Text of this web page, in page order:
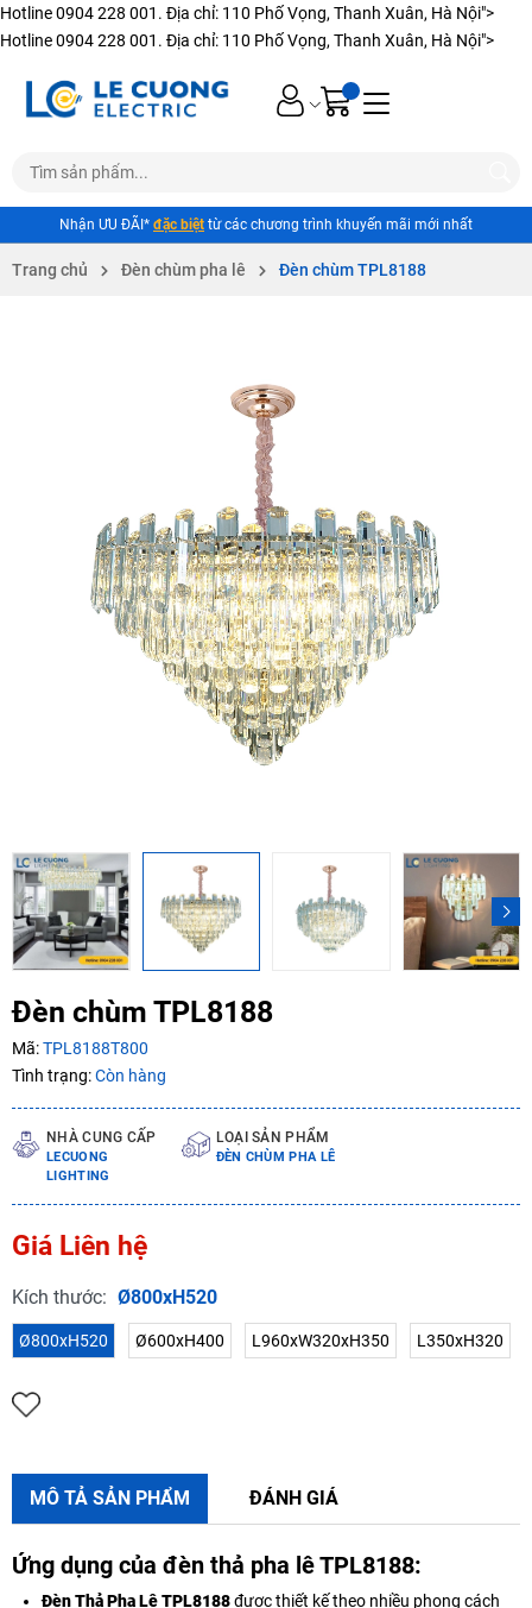
Hotline 0904 228 001. Địa chỉ: 110 Phố Vọng, Thanh Xuân, Hà Nội">
Hotline 0904 228 001. Địa chỉ: 110 Phố Vọng, Thanh Xuân, Hà Nội">
Nhận ƯU ĐÃI* đặc biệt từ các chương trình khuyến mãi mới nhất
Trang chủ Đèn chùm pha lê Đèn chùm TPL8188
Đèn chùm TPL8188
Mã:TPL8188T800
Tình trạng:Còn hàng
NHÀ CUNG CẤP
LECUONG
LIGHTING
LOẠI SẢN PHẨM
ĐÈN CHÙM PHA LÊ
Giá Liên hệ
Kích thước: Ø800xH520
Ø800xH520 Ø600xH400 L960xW320xH350 L350xH320
Copy mã và nhập mã ở trang bạn nhé!
MÔ TẢ SẢN PHẨM ĐÁNH GIÁ
Ứng dụng của đèn thả pha lê TPL8188:
Đèn Thả Pha LêTPL8188được thiết kế theo nhiều phong cách